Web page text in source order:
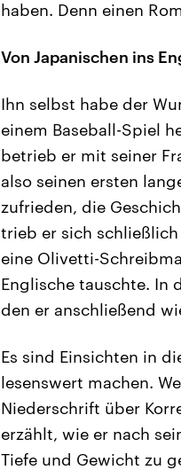
haben. Denn einen
Von Japanischen ins
Ihn selbst habe der
einem Baseball-Spiel
betrieb er mit seiner
also seinen ersten
zufrieden, die
trieb er sich
eine Olivetti-
Englische tauschte. In
den er anschließend
Es sind Einsichten in
lesenswert machen.
Niederschrift über
erzählt, wie er nach
Tiefe und Gewicht zu